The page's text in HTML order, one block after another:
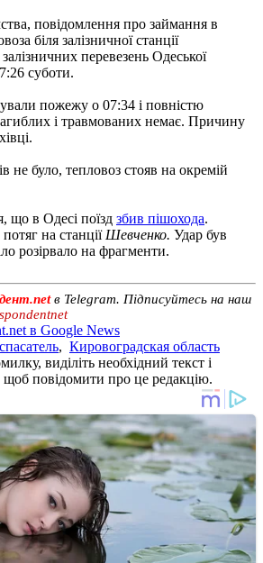
повідомлення про займання в
біля залізничної станції
перевезень Одеської
суботи.
пожежу о 07:34 і повністю
і травмованих немає. Причину
не було, тепловоз стояв на окремій
що в Одесі поїзд збив пішохода.
на станції Шевченко. Удар був
розірвало на фрагменти.
в Telegram. Підписуйтесь на наш
в Google News
спасатель, Кировоградская область
виділіть необхідний текст і
щоб повідомити про це редакцію.